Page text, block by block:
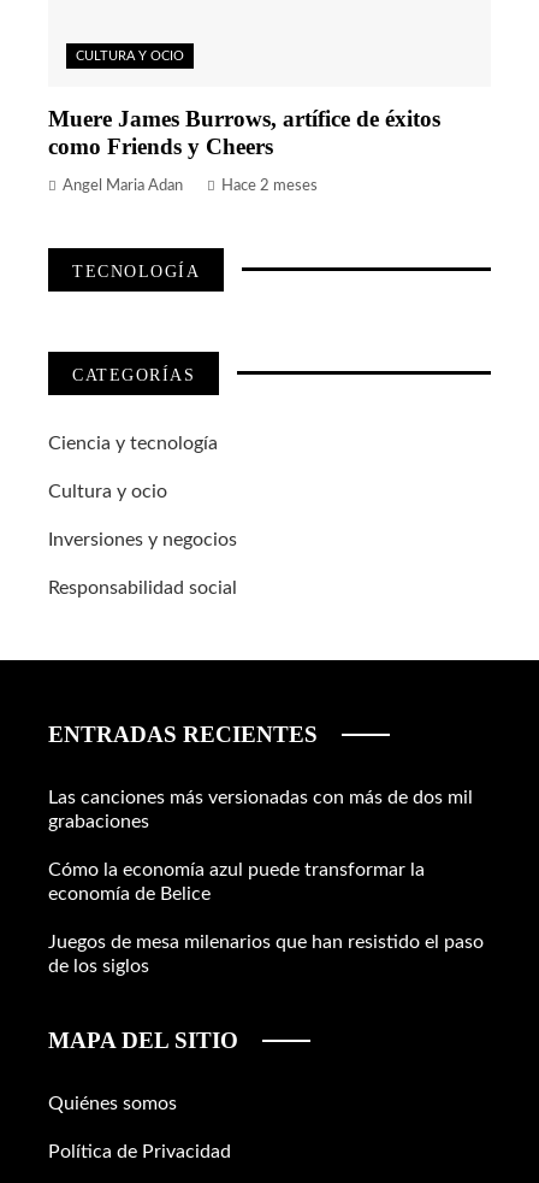
CULTURA Y OCIO
Muere James Burrows, artífice de éxitos
como Friends y Cheers
Angel Maria Adan Hace 2 meses
TECNOLOGÍA
CATEGORÍAS
Ciencia y tecnología
Cultura y ocio
Inversiones y negocios
Responsabilidad social
ENTRADAS RECIENTES
Las canciones más versionadas con más de dos mil
grabaciones
Cómo la economía azul puede transformar la
economía de Belice
Juegos de mesa milenarios que han resistido el paso
de los siglos
MAPA DEL SITIO
Quiénes somos
Política de Privacidad